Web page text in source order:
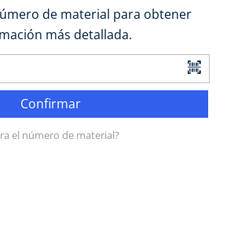
de material para obtener
más detallada.
Confirmar
el número de material?